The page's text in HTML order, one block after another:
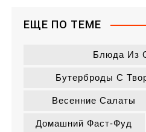
ЕЩЕ ПО ТЕМЕ
Блюда Из
Бутерброды С
Весенние Салаты
Домашний Фаст-Фуд